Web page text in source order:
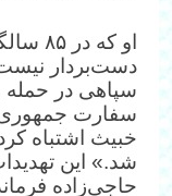
او که
دست‌بردار
سپاهی در حمله
سفارت
خبیث اشتباه
شد.» این
حاجی‌زاده